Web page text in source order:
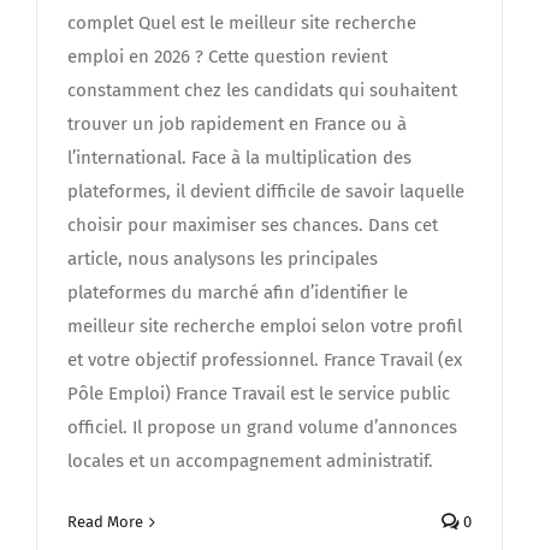
complet Quel est le meilleur site recherche
emploi en 2026 ? Cette question revient
constamment chez les candidats qui souhaitent
trouver un job rapidement en France ou à
l’international. Face à la multiplication des
plateformes, il devient difficile de savoir laquelle
choisir pour maximiser ses chances. Dans cet
article, nous analysons les principales
plateformes du marché afin d’identifier le
meilleur site recherche emploi selon votre profil
et votre objectif professionnel. France Travail (ex
Pôle Emploi) France Travail est le service public
officiel. Il propose un grand volume d’annonces
locales et un accompagnement administratif.
Read More 0